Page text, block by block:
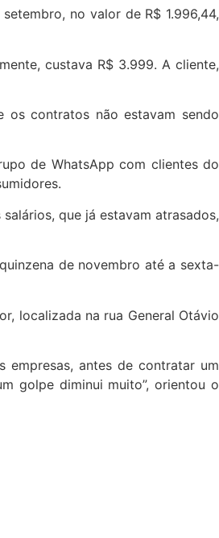
no valor de R$ 1.996,44,
custava R$ 3.999. A cliente,
contratos não estavam sendo
de WhatsApp com clientes do
que já estavam atrasados,
de novembro até a sexta-
localizada na rua General Otávio
antes de contratar um
golpe diminui muito”, orientou o